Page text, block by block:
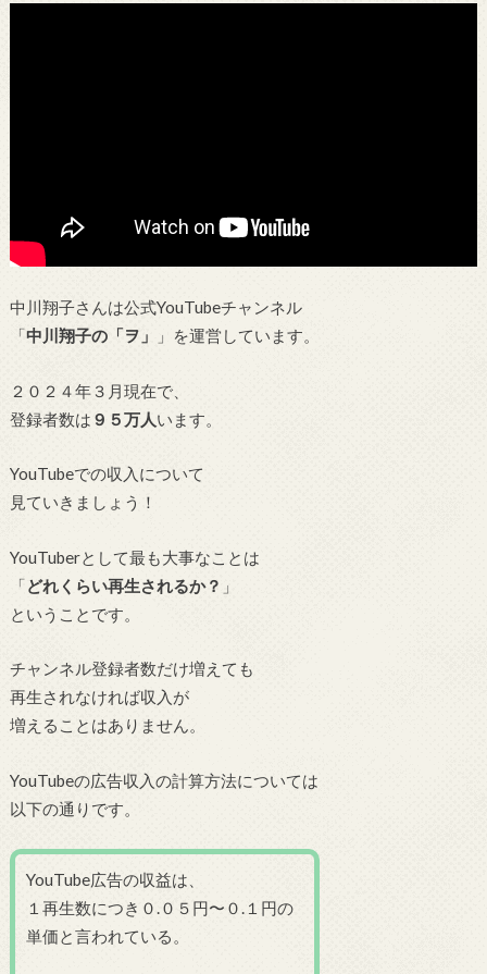
中川翔子さんは公式YouTubeチャンネル
「中川翔子の「ヲ」 」を運営しています。
２０２４年３月現在で、
登録者数は ９５万人 います。
YouTubeでの収入について
見ていきましょう！
YouTuberとして最も大事なことは
「どれくらい再生されるか？ 」
ということです。
チャンネル登録者数だけ増えても
再生されなければ収入が
増えることはありません。
YouTubeの広告収入の計算方法については
以下の通りです。
YouTube広告の収益は、
１再生数につき０.０５円〜０.１円の
単価と言われている。